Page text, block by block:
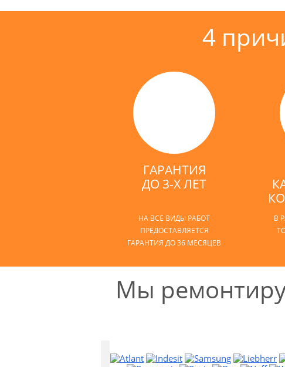
4
ГАРАНТИЯ
ДО 3-Х ЛЕТ
НА ВСЕ ВИДЫ РАБОТ
ПРЕДОСТАВЛЯЕТСЯ
ГАРАНТИЯ ДО 36 МЕСЯЦЕВ
В
Мы